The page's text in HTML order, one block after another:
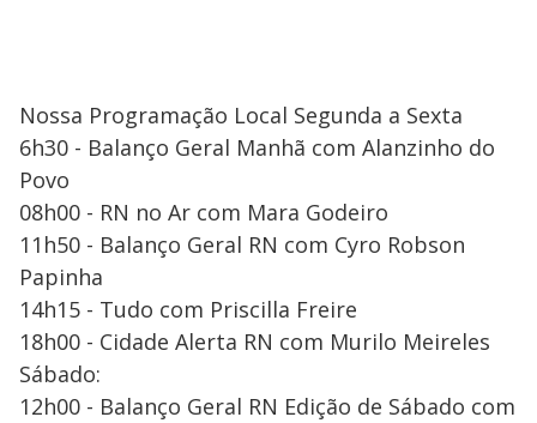
Nossa Programação Local Segunda a Sexta
6h30 - Balanço Geral Manhã com Alanzinho do
Povo
08h00 - RN no Ar com Mara Godeiro
11h50 - Balanço Geral RN com Cyro Robson
Papinha
14h15 - Tudo com Priscilla Freire
18h00 - Cidade Alerta RN com Murilo Meireles
Sábado:
12h00 - Balanço Geral RN Edição de Sábado com